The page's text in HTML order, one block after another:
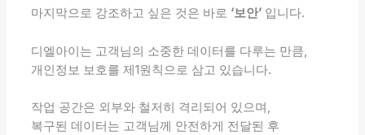
마지막으로 강조하고 싶은 것은 바로 ‘보안’입니다.
디엘아이는 고객님의 소중한 데이터를 다루는 만큼,
개인정보 보호를 제1원칙으로 삼고 있습니다.
작업 공간은 외부와 철저히 격리되어 있으며,
복구된 데이터는 고객님께 안전하게 전달된 후